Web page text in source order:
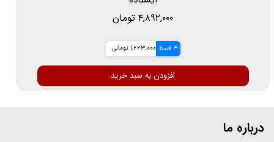
۴,۸۹۲,۰۰۰ تومان
4 قسط 1,223,000 تومانی
افزودن به سبد خرید
درباره ما